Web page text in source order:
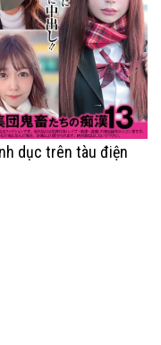
dục trên tàu điện